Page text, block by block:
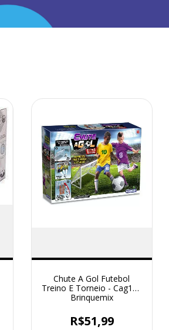
Chute A Gol Futebol
Treino E Torneio - Cag180
Brinquemix
R$51,99